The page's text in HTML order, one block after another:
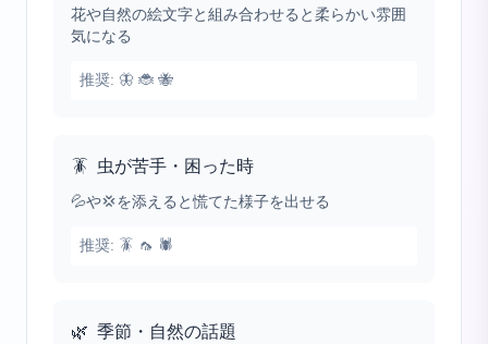
花や自然の絵文字と組み合わせると柔らかい雰囲
気になる
推奨: 🦋 🐞 🐝
🪳 虫が苦手・困った時
💦や💢を添えると慌てた様子を出せる
推奨: 🪳 🦟 🕷️
🌿 季節・自然の話題